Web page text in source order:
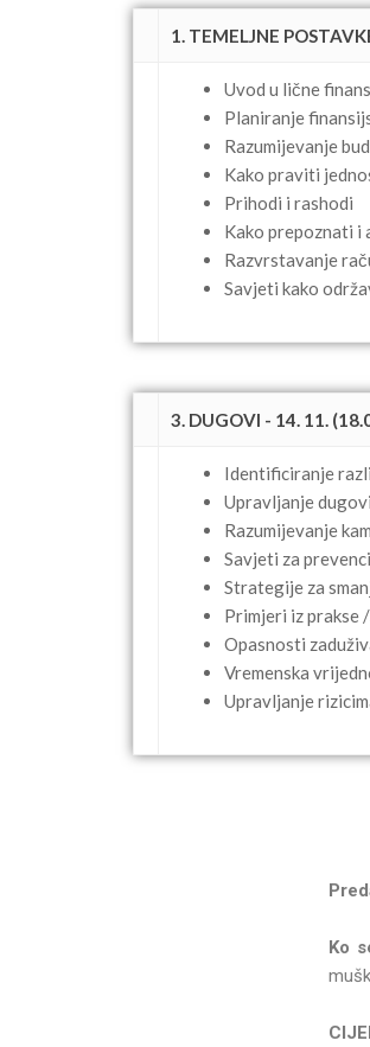
1. TEMELJNE
Uvod u lične
Planiranje
Razumijevanje
Kako praviti
Prihodi i rashodi
Kako prepoznati
Razvrstavanje
Savjeti kako
3. DUGOVI - 14. 11.
Identificiranje
Upravljanje
Razumijevanje
Savjeti za
Strategije za
Primjeri iz prakse
Opasnosti
Vremenska
Upravljanje
Pr
Ko
CI